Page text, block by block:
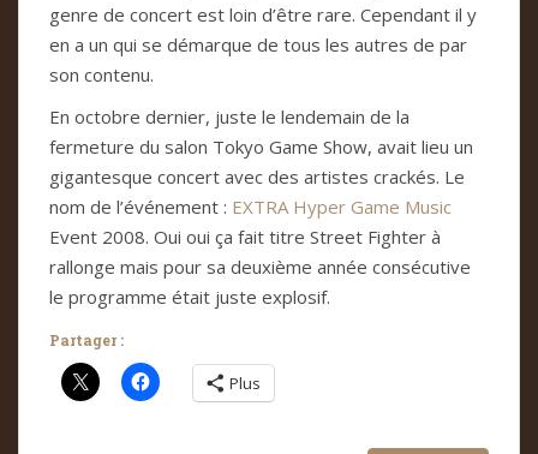
genre de concert est loin d’être rare. Cependant il y
en a un qui se démarque de tous les autres de par
son contenu.
En octobre dernier, juste le lendemain de la
fermeture du salon Tokyo Game Show, avait lieu un
gigantesque concert avec des artistes crackés. Le
nom de l’événement : EXTRA Hyper Game Music
Event 2008. Oui oui ça fait titre Street Fighter à
rallonge mais pour sa deuxième année consécutive
le programme était juste explosif.
Partager :
Plus